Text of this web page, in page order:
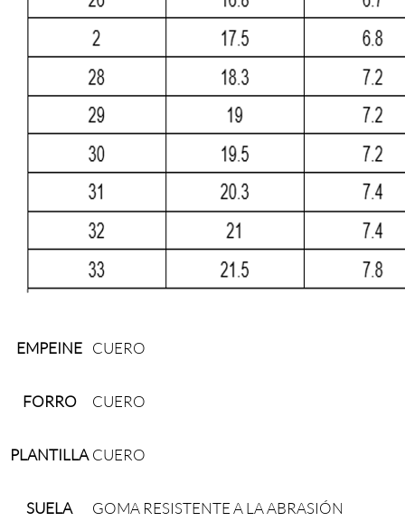
EMPEINE CUERO
FORRO CUERO
PLANTILLA CUERO
SUELA GOMA RESISTENTE A LA ABRASIÓN